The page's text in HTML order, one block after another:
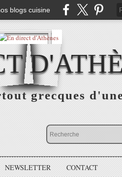
blogs cuisine
grecques
NEWSLETTER CONTACT